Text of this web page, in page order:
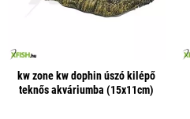
kw zone kw dophin úszó kilépő
teknős akváriumba (15x11cm)